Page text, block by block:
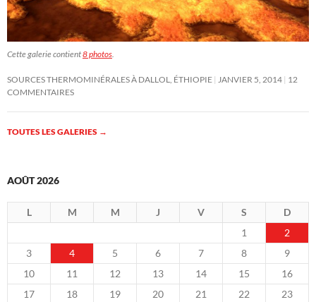
Cette galerie contient8 photos
SOURCES THERMOMINÉRALES À DALLOL, ÉTHIOPIE JANVIER 5, 2014 12
COMMENTAIRES
TOUTES LES GALERIES →
AOÛT 2026
L M M J V S
D
1
2
3
4 5 6 7 8
9
10
11 12 13 14 15
16
17
18 19 20 21 22
23